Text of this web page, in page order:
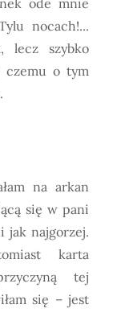
ode mnie
nocach!...
lecz szybko
czemu o tym
na arkan
się w pani
jak najgorzej.
karta
tej
się – jest